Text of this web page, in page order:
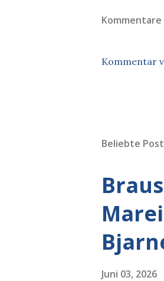
Kommentare
Kommentar
Beliebte
Juni 03, 2026